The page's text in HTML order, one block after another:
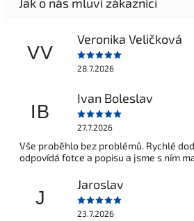
VV
Veronika Veličková
28.7.2026
IB
Ivan Boleslav
27.7.2026
Vše proběhlo bez problémů. Rychlé
odpovídá fotce a popisu a jsme s ním
J
Jaroslav
23.7.2026